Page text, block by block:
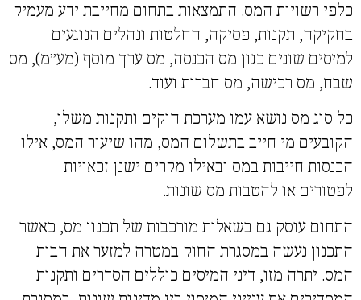
כלפי רשויות המס. התמצאות בתחום מחייבת ידע מעמיק
בחקיקה, תקנות, פסיקה, החלטות ונהלים הנוגעים
למיסים שונים כגון מס הכנסה, מס ערך מוסף (מע״מ), מס
שבח, מס רכישה, מס חברות ועוד.
כל סוג מס נושא עמו מערכת חוקים ותקנות משלו,
הקובעים מי חייב בתשלום המס, מהו שיעור המס, אילו
הכנסות חייבות במס ובאילו מקרים ישנן זכאויות
לפטורים או להטבות מס שונות.
התחום עוסק גם בשאלות מורכבות של תכנון מס, כאשר
התכנון נעשה במסגרת החוק במטרה למזער את חבות
המס. יתרה מזו, דיני המיסים כוללים הסדרים ותקנות